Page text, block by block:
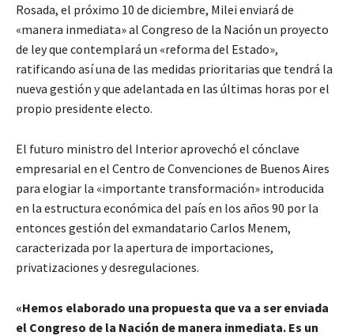
Rosada, el próximo 10 de diciembre, Milei enviará de
«manera inmediata» al Congreso de la Nación un proyecto
de ley que contemplará un «reforma del Estado»,
ratificando así una de las medidas prioritarias que tendrá la
nueva gestión y que adelantada en las últimas horas por el
propio presidente electo.
El futuro ministro del Interior aprovechó el cónclave
empresarial en el Centro de Convenciones de Buenos Aires
para elogiar la «importante transformación» introducida
en la estructura económica del país en los años 90 por la
entonces gestión del exmandatario Carlos Menem,
caracterizada por la apertura de importaciones,
privatizaciones y desregulaciones.
«Hemos elaborado una propuesta que va a ser enviada
el Congreso de la Nación de manera inmediata. Es un